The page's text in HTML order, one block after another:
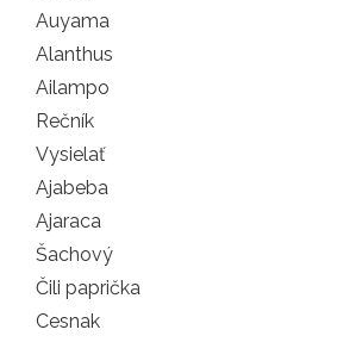
Auyama
Alanthus
Ailampo
Rečník
Vysielať
Ajabeba
Ajaraca
Šachový
Čili paprička
Cesnak